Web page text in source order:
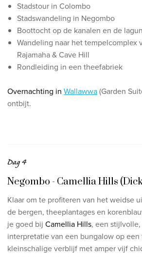
Stadstour in Colombo
Stadswandeling in Negombo
Boottocht op de kanalen en de
Wandeling naar het tempelcomplex
Rajamaha & Cave Hill
Rondleiding in een theefabriek
Overnachting in Wallawwa(Garden
ontbijt.
Dag 4
Negombo - Camellia Hills
Klaar om te profiteren van het weidse
de bergen, theeplantages en
je goed bij Camellia Hills, een
interpretatie van een bungalow op
kleinschalige verblijf met amper vijf